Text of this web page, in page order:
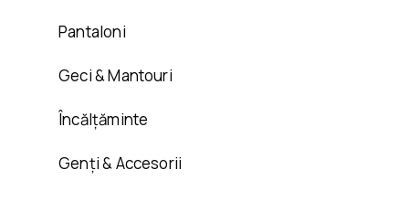
Pantaloni
Geci & Mantouri
Încălțăminte
Genți & Accesorii